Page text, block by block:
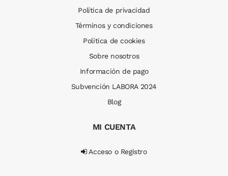
Política de privacidad
Términos y condiciones
Política de cookies
Sobre nosotros
Información de pago
Subvención LABORA 2024
Blog
MI CUENTA
Acceso o Registro